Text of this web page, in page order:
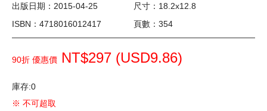
出版日期：2015-04-25
尺寸：18.2x12.8
ISBN：4718016012417
頁數：354
90折 優惠價 NT$297 (USD9.86)
庫存:0
※ 不可超取